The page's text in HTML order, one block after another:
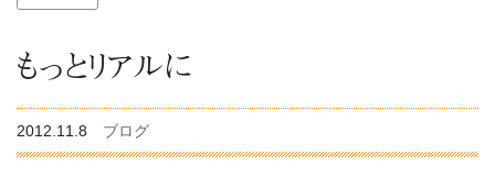
もっとリアルに
2012.11.8 ブログ